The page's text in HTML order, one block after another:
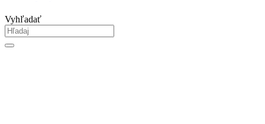
Vyhľadať